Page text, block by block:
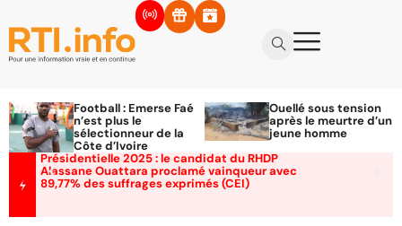
Football : Emerse Faé
n’est plus le
sélectionneur de la
Côte d’Ivoire
Ouellé sous tension
après le meurtre d’un
jeune homme
Présidentielle 2025 : le candidat du RHDP
Alassane Ouattara proclamé vainqueur avec
89,77% des suffrages exprimés (CEI)